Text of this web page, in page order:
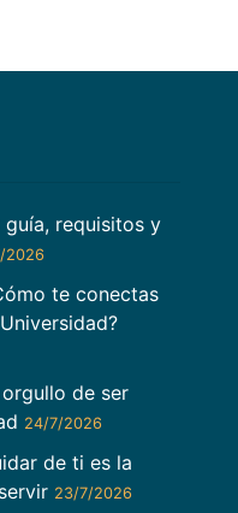
requisitos y
2026
te conectas
de ser
24/7/2026
de ti es la
23/7/2026